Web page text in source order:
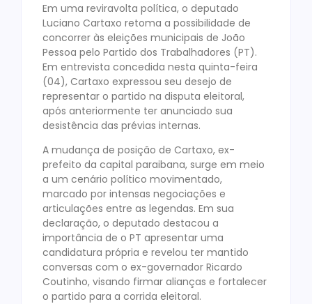
Em uma reviravolta política, o deputado
Luciano Cartaxo retoma a possibilidade de
concorrer às eleições municipais de João
Pessoa pelo Partido dos Trabalhadores (PT).
Em entrevista concedida nesta quinta-feira
(04), Cartaxo expressou seu desejo de
representar o partido na disputa eleitoral,
após anteriormente ter anunciado sua
desistência das prévias internas.
A mudança de posição de Cartaxo, ex-
prefeito da capital paraibana, surge em meio
a um cenário político movimentado,
marcado por intensas negociações e
articulações entre as legendas. Em sua
declaração, o deputado destacou a
importância de o PT apresentar uma
candidatura própria e revelou ter mantido
conversas com o ex-governador Ricardo
Coutinho, visando firmar alianças e fortalecer
o partido para a corrida eleitoral.